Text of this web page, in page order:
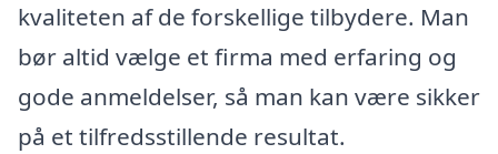
kvaliteten af de forskellige tilbydere. Man
bør altid vælge et firma med erfaring og
gode anmeldelser, så man kan være sikker
på et tilfredsstillende resultat.